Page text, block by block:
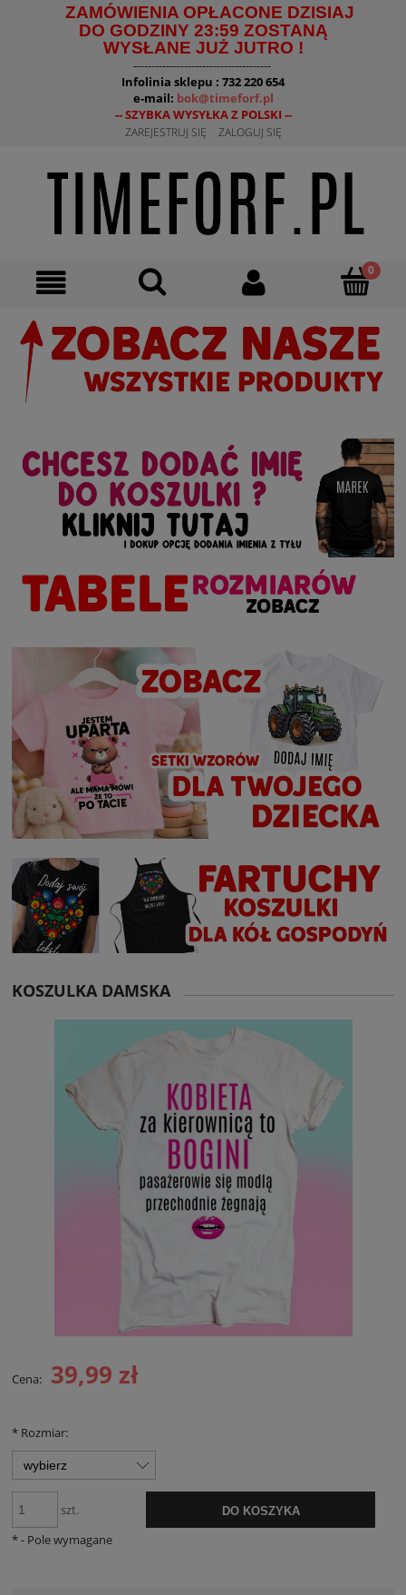
ZAMÓWIENIA OPŁACONE DZISIAJ
DO GODZINY 23:59 ZOSTANĄ
WYSŁANE JUŻ JUTRO !
--------------------------------------
Infolinia sklepu : 732 220 654
e-mail: bok@timeforf.pl
-- SZYBKA WYSYŁKA Z POLSKI --
ZAREJESTRUJ SIĘ ZALOGUJ SIĘ
KOSZULKA DAMSKA
Cena: 39,99 zł
* Rozmiar:
szt. DO KOSZYKA
*- Pole wymagane